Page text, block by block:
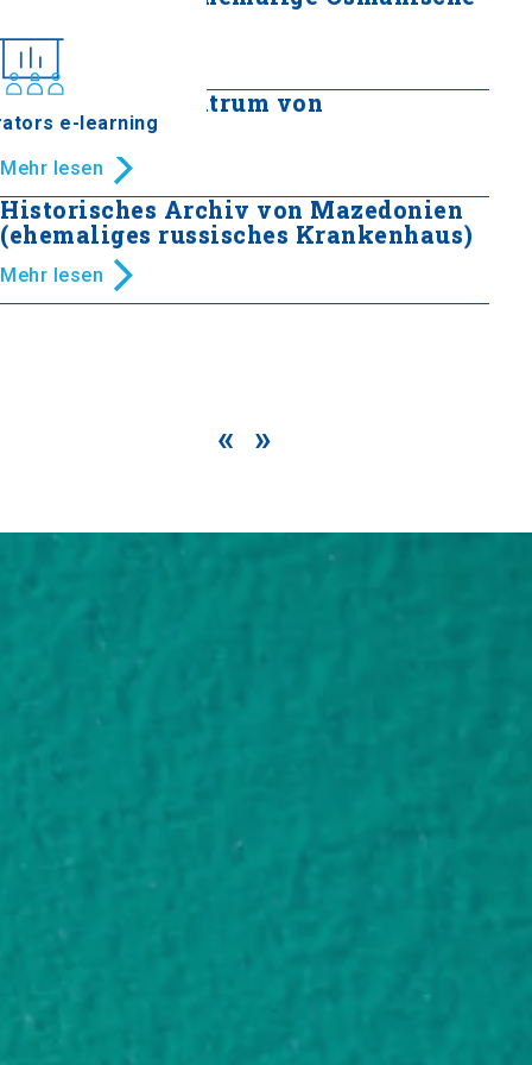
e-learning
Mehr lesen
Historisches Zentrum von
Thessaloniki
Mehr lesen
Historisches Archiv von Mazedonien
(ehemaliges russisches Krankenhaus)
Mehr lesen
« »